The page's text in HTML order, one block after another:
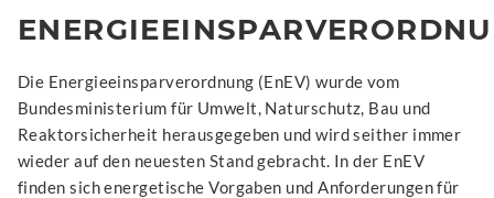
Die Energieeinsparverordnung (EnEV) wurde vom
Bundesministerium für Umwelt, Naturschutz, Bau und
Reaktorsicherheit herausgegeben und wird seither immer
wieder auf den neuesten Stand gebracht. In der EnEV
finden sich energetische Vorgaben und Anforderungen für